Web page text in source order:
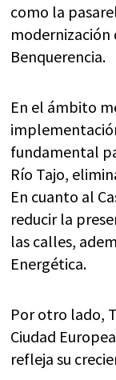
como la
modernización
Benquerencia.
En el ámbito
fundamental
Río Tajo,
En cuanto al
reducir la
las calles,
Energética.
Por otro lado,
Ciudad
refleja su